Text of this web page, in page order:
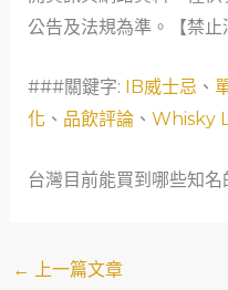
公告及法規為準。【禁止
###關鍵字: IB威士忌 、
化、 品飲評論、 Whisky
台灣目前能買到哪些知名
← 上一篇文章